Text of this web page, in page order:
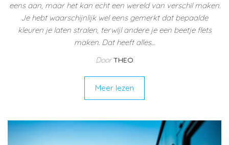
eens aan, maar het kan echt een wereld van verschil maken.
Je hebt waarschijnlijk wel eens gemerkt dat bepaalde
kleuren je laten stralen, terwijl andere je een beetje flets
maken. Dat heeft alles…
Door THEO
Meer lezen